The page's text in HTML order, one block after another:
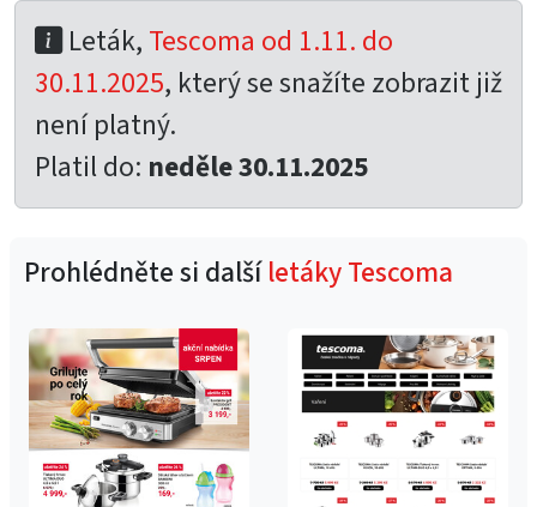
Leták, Tescoma od 1.11. do
30.11.2025, který se snažíte zobrazit již
není platný.
Platil do: neděle 30.11.2025
Prohlédněte si dalšíletáky Tescoma